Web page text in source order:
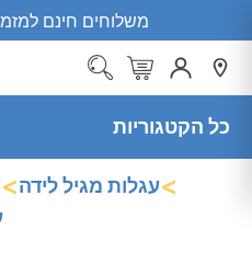
משלוחים חינם למזמינים
כל הקטגוריות
<עגלות מגיל לידה<